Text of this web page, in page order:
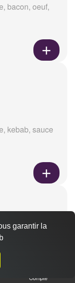
bacon, oeuf,
kebab, sauce
hachée,
Compte
garantir la